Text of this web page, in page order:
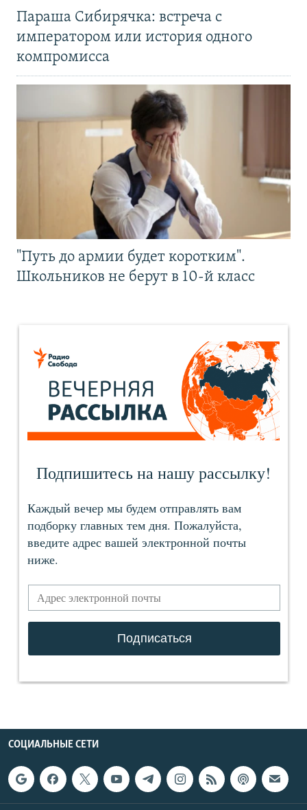
Параша Сибирячка: встреча с
императором или история одного
компромисса
"Путь до армии будет коротким".
Школьников не берут в 10-й класс
СОЦИАЛЬНЫЕ СЕТИ